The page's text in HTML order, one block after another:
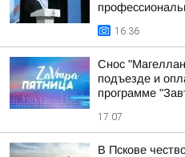
16:36
Снос
подъезде и
программе
17:07
В Пскове